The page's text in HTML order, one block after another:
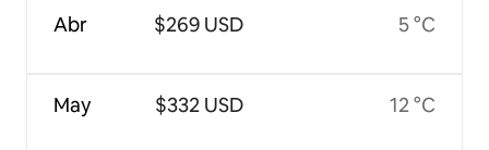
Abr
May
$269 USD
$332 USD
5 °C
12 °C